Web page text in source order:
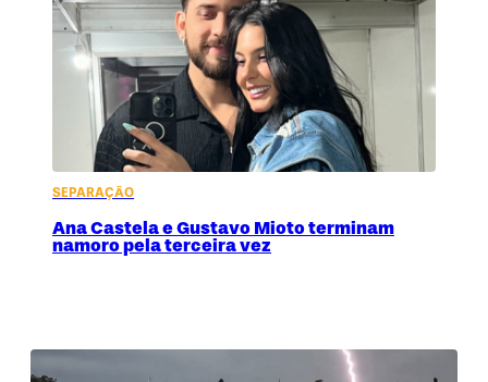
SEPARAÇÃO
Ana Castela e Gustavo Mioto terminam
namoro pela terceira vez